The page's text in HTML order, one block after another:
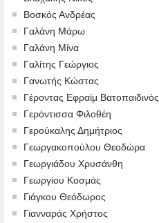
Βοσκός Ανδρέας
Γαλάνη Μάρω
Γαλάνη Μίνα
Γαλίτης Γεώργιος
Γανωτής Κώστας
Γέροντας Εφραίμ Βατοπαιδινός
Γερόντισσα Φιλοθέη
Γερούκαλης Δημήτριος
Γεωργακοπούλου Θεοδώρα
Γεωργιάδου Χρυσάνθη
Γεωργίου Κοσμάς
Γιάγκου Θεόδωρος
Γιανναράς Χρήστος